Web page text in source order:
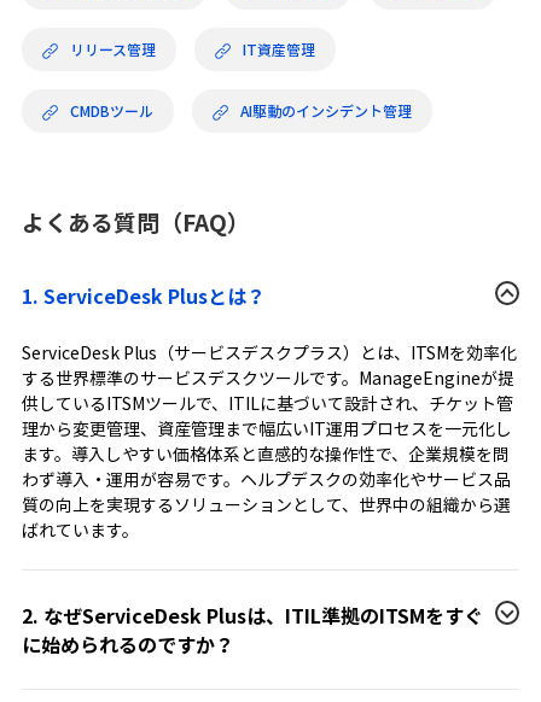
リリース管理 IT資産管理
CMDBツール AI駆動のインシデント管理
よくある質問（FAQ）
1. ServiceDesk Plusとは？
ServiceDesk Plus（サービスデスクプラス）とは、ITSMを効率化
する世界標準のサービスデスクツールです。ManageEngineが提
供しているITSMツールで、ITILに基づいて設計され、チケット管
理から変更管理、資産管理まで幅広いIT運用プロセスを一元化し
ます。導入しやすい価格体系と直感的な操作性で、企業規模を問
わず導入・運用が容易です。ヘルプデスクの効率化やサービス品
質の向上を実現するソリューションとして、世界中の組織から選
ばれています。
2. なぜServiceDesk Plusは、ITIL準拠のITSMをすぐ
に始められるのですか？